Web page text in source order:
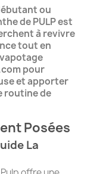
ou
de PULP est
à revivre
tout en
pour
et apporter
routine de
Posées
La